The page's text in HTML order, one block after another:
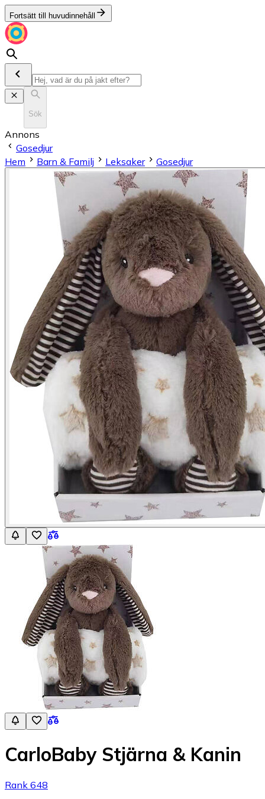
Fortsätt till huvudinnehåll
Sök
Annons
Gosedjur
Hem
Barn & Familj Leksaker Gosedjur
CarloBaby Stjärna & Kanin
Rank 648